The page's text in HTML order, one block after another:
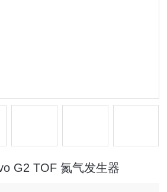
G2 TOF 氮气发生器